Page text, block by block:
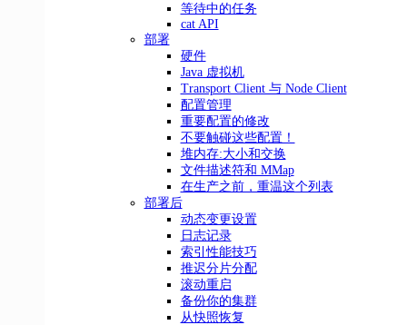
等待中的任务
cat API
部署
硬件
Java 虚拟机
Transport Client 与 Node Client
配置管理
重要配置的修改
不要触碰这些配置！
堆内存:大小和交换
文件描述符和 MMap
在生产之前，重温这个列表
部署后
动态变更设置
日志记录
索引性能技巧
推迟分片分配
滚动重启
备份你的集群
从快照恢复